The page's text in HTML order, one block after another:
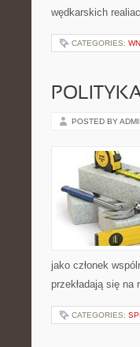
wędkarskich
CATEGORIES:
POSTED BY
jako członek
przekładają się
CATEGORIES: